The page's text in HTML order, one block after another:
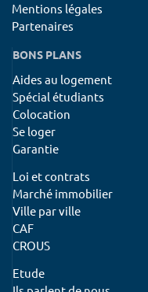
Mentions légales
Partenaires
BONS PLANS
Aides au logement
Spécial étudiants
Colocation
Se loger
Garantie
Loi et contrats
Marché immobilier
Ville par ville
CAF
CROUS
Etude